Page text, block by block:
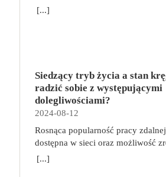
scenarzysty Frederic Maupome.
przed odkryciem, kim są. W tej
podejmują takie tematy, jak
tożsamości, rodziny, samotności i
przykrywką opowieści o
trzecim tomie rodzeństwo znalazło
potrzasku. Dzieci są ścigane,
opuścić swój dom i znaleźć nowe
[...]
Siedzący tryb życia a stan
radzić sobie z występującymi
dolegliwościami?
2024-08-12
Rosnąca popularność pracy
dostępna w sieci oraz możliwość
online sprawiają, że zmniejsza się
[...]